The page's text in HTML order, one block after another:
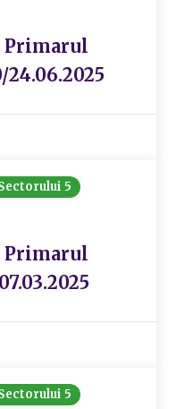
Primarul
5
Primarul
5